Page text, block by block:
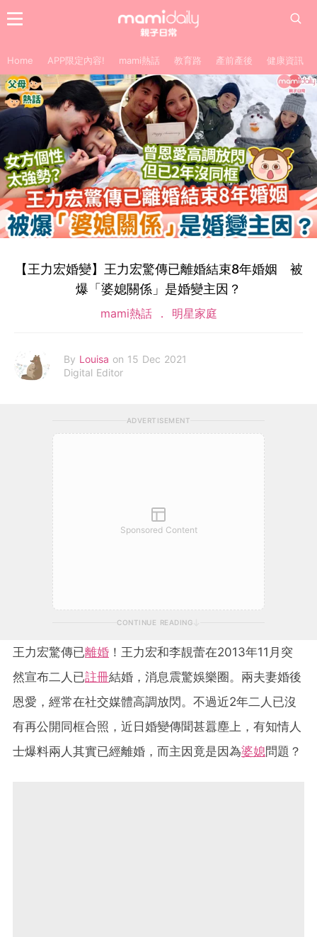
Home APP限定內容! mami熱話 教育路 產前產後 健康資訊
【王力宏婚變】王力宏驚傳已離婚結束8年婚姻 被
爆「婆媳關係」是婚變主因？
mami熱話 明星家庭
By Louisa on 15 Dec 2021
Digital Editor
ADVERTISEMENT
Sponsored Content
CONTINUE READING
王力宏驚傳已離婚 ！王力宏和李靚蕾在2013年11月突
然宣布二人已註冊結婚，消息震驚娛樂圈。兩夫妻婚後
恩愛，經常在社交媒體高調放閃。不過近2年二人已沒
有再公開同框合照，近日婚變傳聞甚囂塵上，有知情人
士爆料兩人其實已經離婚，而主因竟是因為婆媳問題？